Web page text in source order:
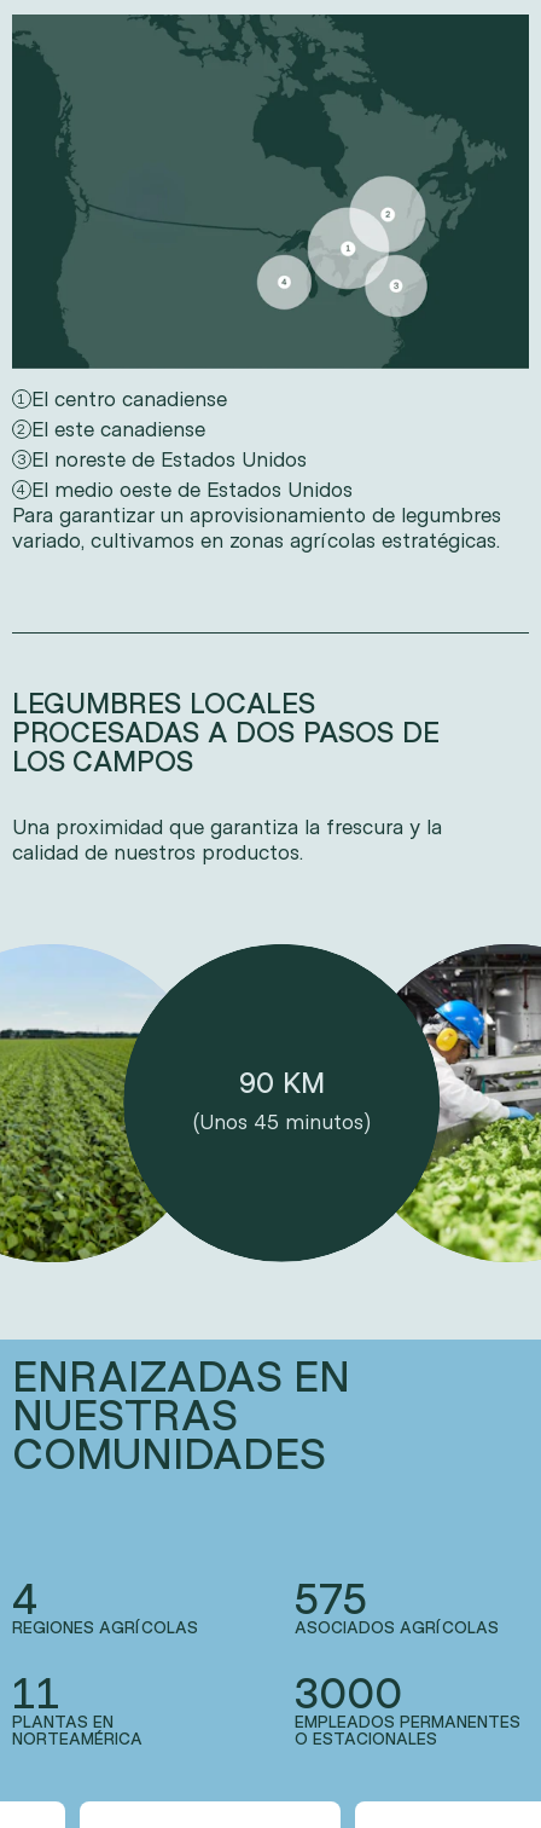
1 El centro canadiense
2 El este canadiense
3 El noreste de Estados Unidos
4 El medio oeste de Estados Unidos
Para garantizar un aprovisionamiento de legumbres
variado, cultivamos en zonas agrícolas estratégicas.
LEGUMBRES LOCALES
PROCESADAS A DOS PASOS DE
LOS CAMPOS
Una proximidad que garantiza la frescura y la
calidad de nuestros productos.
90 KM
(Unos 45 minutos)
ENRAIZADAS EN
NUESTRAS
COMUNIDADES
4
REGIONES AGRÍCOLAS
575
ASOCIADOS AGRÍCOLAS
11
PLANTAS EN
NORTEAMÉRICA
3000
EMPLEADOS PERMANENTES
O ESTACIONALES
Bergen, NY
Oakfield, NY
Fairwater, WI
Lebanon, PA
Strathroy, ON